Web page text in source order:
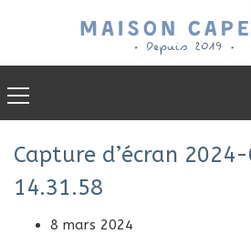
Capture d’écran
14.31.58
8 mars 2024